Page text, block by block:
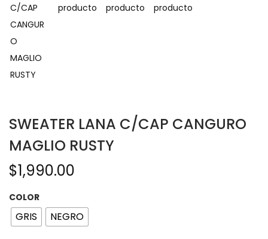
SWEATER LANA C/CAP CANGURO
MAGLIO RUSTY
$1,990.00
COLOR
GRIS NEGRO